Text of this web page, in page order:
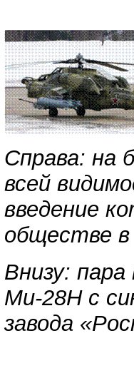
Справа: на
всей
введение
обществе
Внизу:
Ми-28Н с
завода